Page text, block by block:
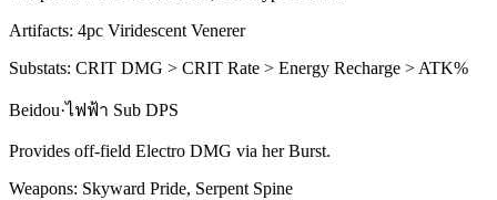
Artifacts: 4pc Viridescent Venerer
Substats: CRIT DMG > CRIT Rate > Energy Recharge > ATK%
Beidou·ไฟฟ้า Sub DPS
Provides off-field Electro DMG via herBurst.
Weapons: Skyward Pride, Serpent Spine